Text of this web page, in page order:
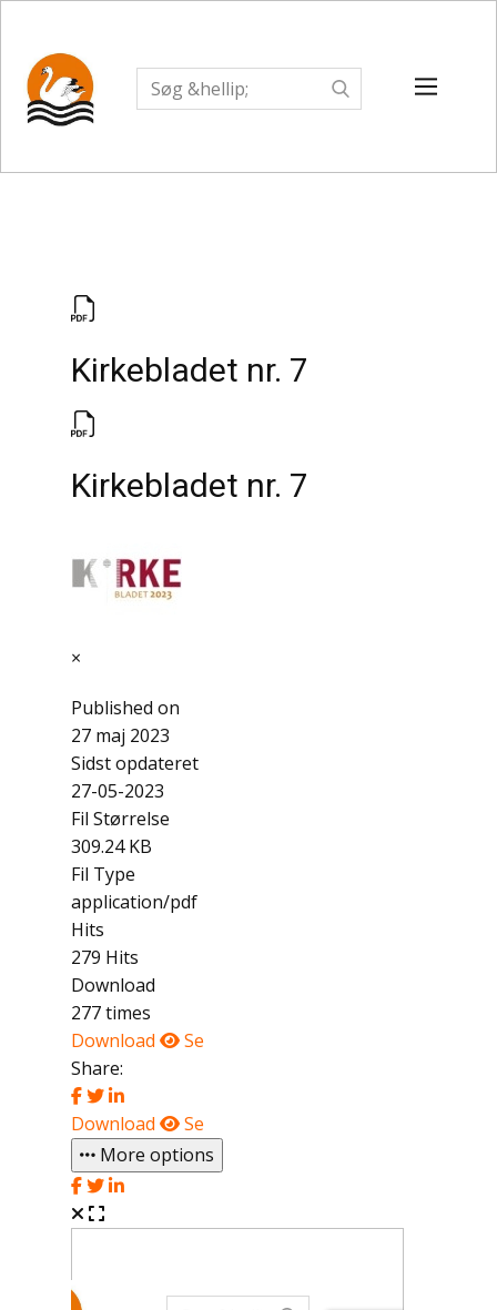
Kirkebladet nr. 7
Kirkebladet nr. 7
×
Published on
27 maj 2023
Sidst opdateret
27-05-2023
Fil Størrelse
309.24 KB
Fil Type
application/pdf
Hits
279 Hits
Download
277 times
Download
Se
Share:
Download
Se
More options